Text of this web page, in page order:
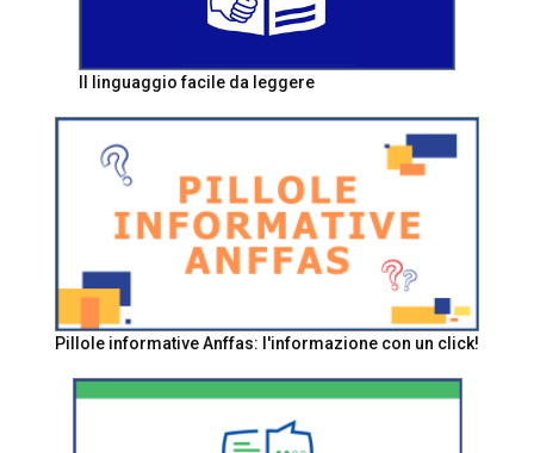
Il linguaggio facile da leggere
Pillole informative Anffas: l'informazione con un click!